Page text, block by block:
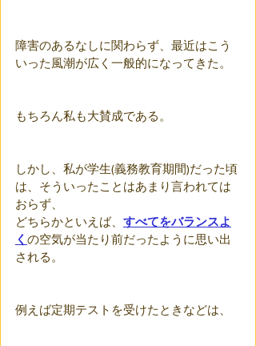
障害のあるなしに関わらず、最近はこう
いった風潮が広く一般的になってきた。
もちろん私も大賛成である。
しかし、私が学生(義務教育期間)だった頃
は、そういったことはあまり言われては
おらず、
どちらかといえば、 すべてをバランスよ
く の空気が当たり前だったように思い出
される。
例えば定期テストを受けたときなどは、